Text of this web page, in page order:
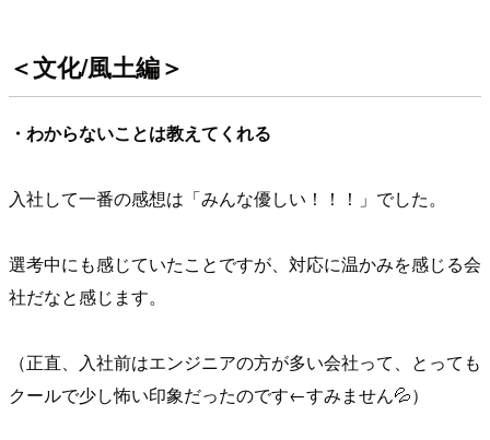
＜文化/風土編＞
・わからないことは教えてくれる
入社して一番の感想は「みんな優しい！！！」でした。
選考中にも感じていたことですが、対応に温かみを感じる会
社だなと感じます。
（正直、入社前はエンジニアの方が多い会社って、とっても
クールで少し怖い印象だったのです←すみません💦）